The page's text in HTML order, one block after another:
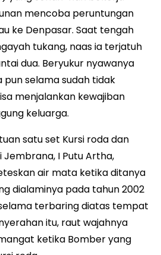
mencoba peruntungan
ke Denpasar. Saat tengah
tukang, naas ia terjatuh
dua. Beryukur nyawanya
pun selama sudah tidak
menjalankan kewajiban
keluarga.
satu set Kursi roda dan
I Putu Artha,
air mata ketika ditanya
dialaminya pada tahun 2002
terbaring diatas tempat
itu, raut wajahnya
ketika Bomber yang